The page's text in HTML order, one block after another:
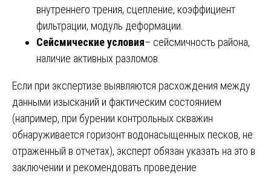
внутреннего трения, сцепление, коэффициент
фильтрации, модуль деформации.
Сейсмические условия– сейсмичность района,
наличие активных разломов.
Если при экспертизе выявляются расхождения между
данными изысканий и фактическим состоянием
(например, при бурении контрольных скважин
обнаруживается горизонт водонасыщенных песков, не
отраженный в отчетах), эксперт обязан указать на это в
заключении и рекомендовать проведение